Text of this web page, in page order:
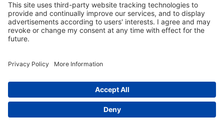
Stahlzunge aus gehärtetem Edelstahl
über uns|Datenschutzerklärung